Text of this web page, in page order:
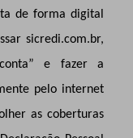
de forma digital
sicredi.com.br,
e fazer a
pelo internet
as coberturas